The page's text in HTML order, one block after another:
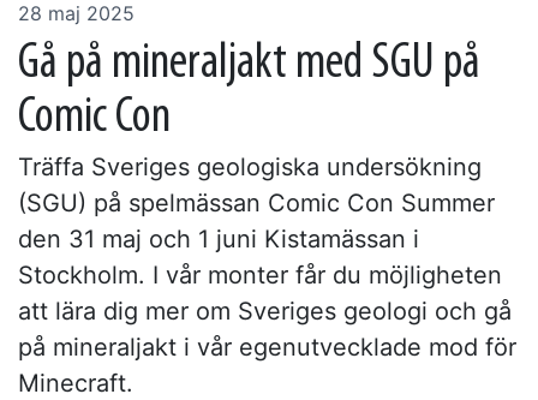
28 maj 2025
Gå på mineraljakt med SGU på
Comic Con
Träffa Sveriges geologiska undersökning
(SGU) på spelmässan Comic Con Summer
den 31 maj och 1 juni Kistamässan i
Stockholm. I vår monter får du möjligheten
att lära dig mer om Sveriges geologi och gå
på mineraljakt i vår egenutvecklade mod för
Minecraft.